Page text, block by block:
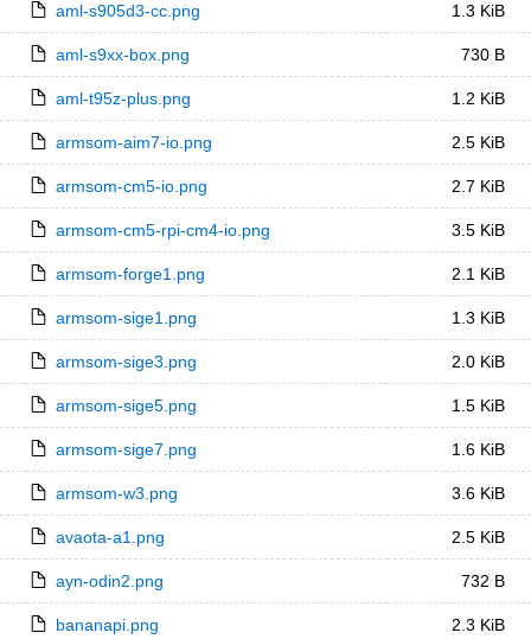
aml-s905d3-cc.png 1.3 KiB
aml-s9xx-box.png 730 B
aml-t95z-plus.png 1.2 KiB
armsom-aim7-io.png 2.5 KiB
armsom-cm5-io.png 2.7 KiB
armsom-cm5-rpi-cm4-io.png 3.5 KiB
armsom-forge1.png 2.1 KiB
armsom-sige1.png 1.3 KiB
armsom-sige3.png 2.0 KiB
armsom-sige5.png 1.5 KiB
armsom-sige7.png 1.6 KiB
armsom-w3.png 3.6 KiB
avaota-a1.png 2.5 KiB
ayn-odin2.png 732 B
bananapi.png 2.3 KiB